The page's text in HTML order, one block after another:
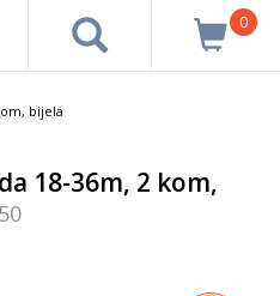
0
bijela
18-36m, 2 kom,